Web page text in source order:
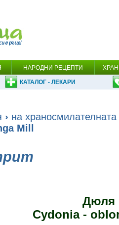
НАРОДНИ РЕЦЕПТИ
КАТАЛОГ - ЛЕКАРИ
› на
Mill
Дюля
Cydonia -